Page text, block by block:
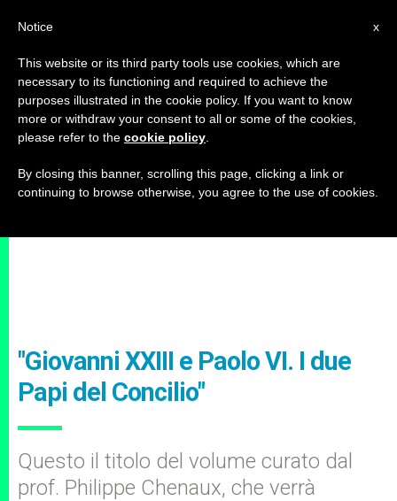
"Giovanni XXIII e Paolo VI. I due
Papi del Concilio"
Questo il titolo del volume curato dal
prof. Philippe Chenaux, che verrà
x
Notice
This website or its third party tools use cookies, which are
necessary to its functioning and required to achieve the
purposes illustrated in the cookie policy. If you want to know
more or withdraw your consent to all or some of the cookies,
please refer to the cookie policy
By closing this banner, scrolling this page, clicking a link or
continuing to browse otherwise, you agree to the use of cookies.